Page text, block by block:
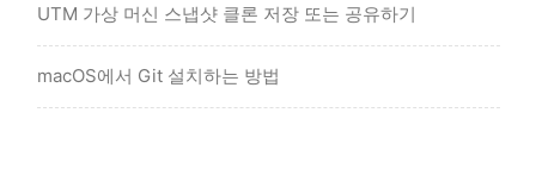
UTM 가상 머신 스냅샷 클론 저장 또는 공유하기
macOS에서 Git 설치하는 방법